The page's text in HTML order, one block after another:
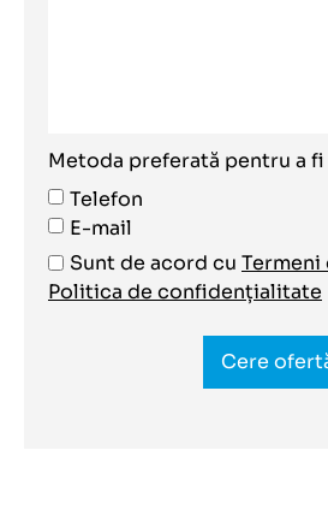
Metoda preferată pentru a
Telefon
E-mail
Sunt de acord cu Termeni
Politica de confidențialitate
Cere